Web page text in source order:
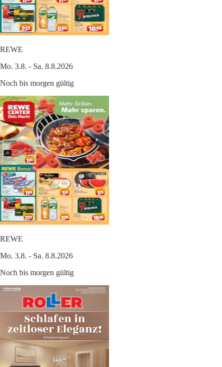
REWE
Mo. 3.8. - Sa. 8.8.2026
Noch bis morgen gültig
REWE
Mo. 3.8. - Sa. 8.8.2026
Noch bis morgen gültig